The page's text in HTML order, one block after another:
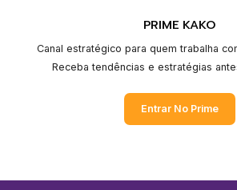
PRIME KAKO
Canal estratégico para quem trabalha
Receba tendências e estratégias
Entrar No Prime